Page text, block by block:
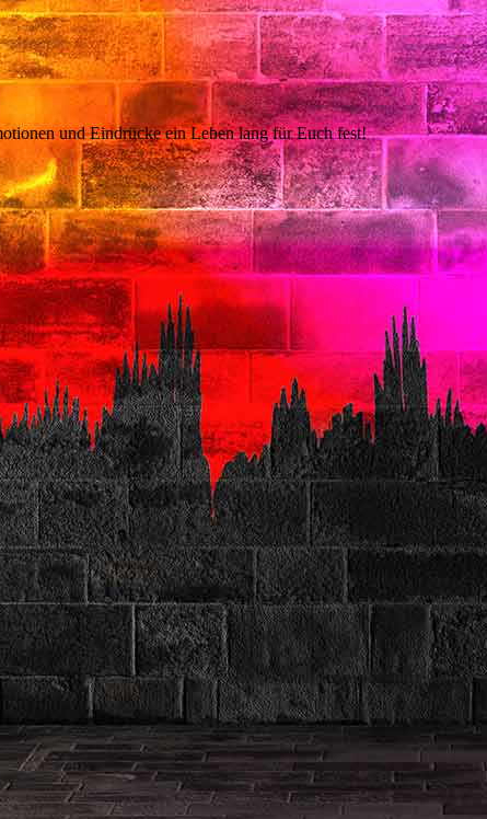
und Eindrücke ein Leben lang für Euch fest!